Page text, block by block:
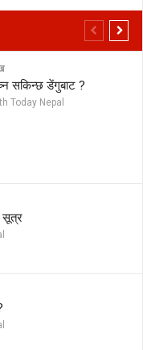
सकिन्छ डेंगुबाट ?
Today Nepal
सूत्र